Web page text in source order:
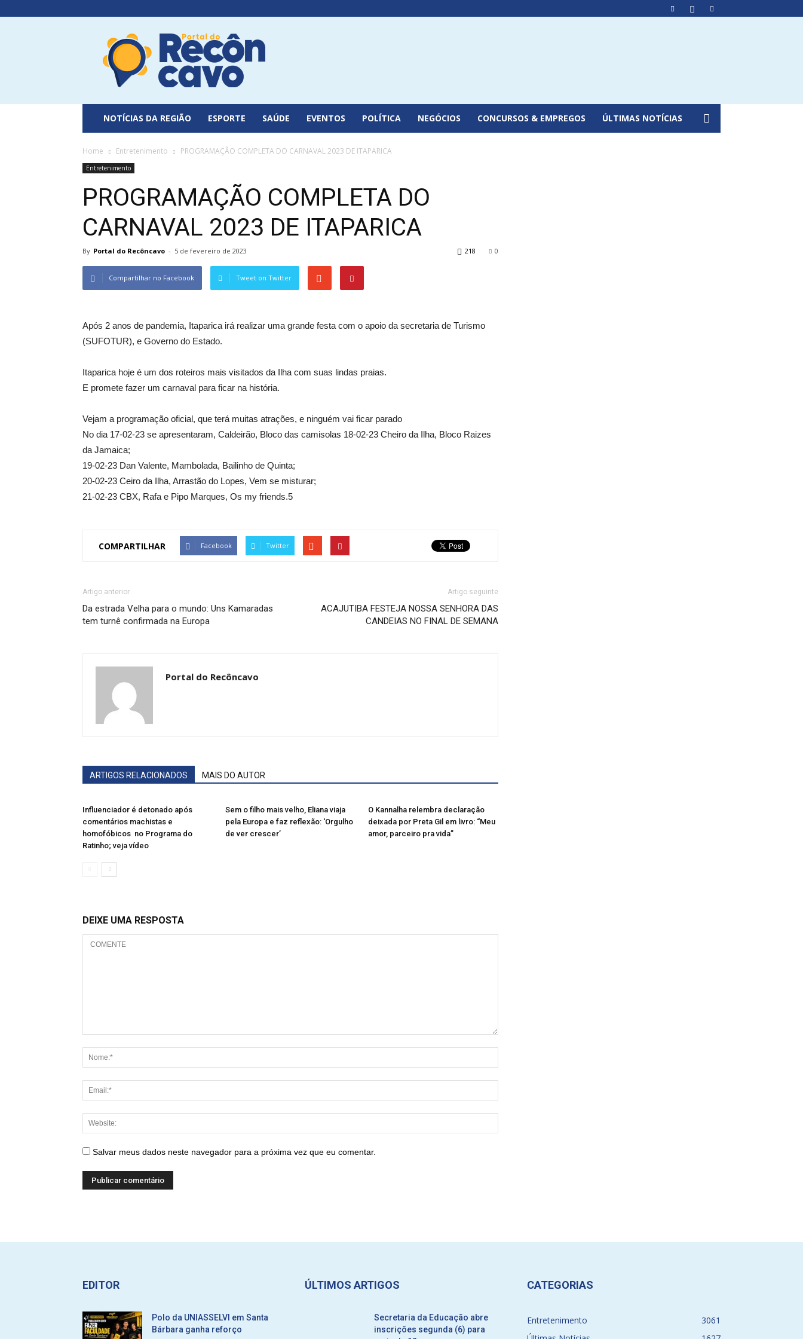
Portal
do
Recôncavo
NOTÍCIAS DA REGIÃO ESPORTE SAÚDE EVENTOS POLÍTICA NEGÓCIOS CONCURSOS & EMPREGOS ÚLTIMAS NOTÍCIAS
Home Entretenimento PROGRAMAÇÃO COMPLETA DO CARNAVAL 2023 DE ITAPARICA
Entretenimento
PROGRAMAÇÃO COMPLETA DO
CARNAVAL 2023 DE ITAPARICA
By Portal do Recôncavo - 5 de fevereiro de 2023 0
218
Compartilhar no Facebook Tweet on Twitter
Após 2 anos de pandemia, Itaparica irá realizar uma grande festa com o apoio da secretaria de Turismo
(SUFOTUR), e Governo do Estado.
Itaparica hoje é um dos roteiros mais visitados da Ilha com suas lindas praias.
E promete fazer um carnaval para ficar na história.
Vejam a programação oficial, que terá muitas atrações, e ninguém vai ficar parado
No dia 17-02-23 se apresentaram, Caldeirão, Bloco das camisolas 18-02-23 Cheiro da Ilha, Bloco Raizes
da Jamaica;
19-02-23 Dan Valente, Mambolada, Bailinho de Quinta;
20-02-23 Ceiro da Ilha, Arrastão do Lopes, Vem se misturar;
21-02-23 CBX, Rafa e Pipo Marques, Os my friends.5
COMPARTILHAR Facebook Twitter
Artigo anterior
Da estrada Velha para o mundo: Uns Kamaradas
tem turnê confirmada na Europa
Artigo seguinte
ACAJUTIBA FESTEJA NOSSA SENHORA DAS
CANDEIAS NO FINAL DE SEMANA
Portal do Recôncavo
ARTIGOS RELACIONADOS MAIS DO AUTOR
Influenciador é detonado após
comentários machistas e
homofóbicos no Programa do
Ratinho; veja vídeo
Sem o filho mais velho, Eliana viaja
pela Europa e faz reflexão: ‘Orgulho
de ver crescer’
O Kannalha relembra declaração
deixada por Preta Gil em livro: “Meu
amor, parceiro pra vida”
DEIXE UMA RESPOSTA
Salvar meus dados neste navegador para a próxima vez que eu comentar.
EDITOR
Polo da UNIASSELVI em Santa
Bárbara ganha reforço
ÚLTIMOS ARTIGOS
Secretaria da Educação abre
inscrições segunda (6) para
CATEGORIAS
Entretenimento
3061